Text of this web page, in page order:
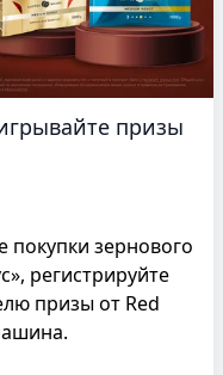
призы
покупки зернового
регистрируйте
призы от Red